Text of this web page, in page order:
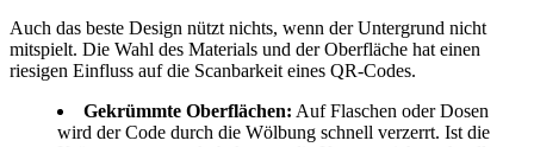
Auch das beste Design nützt nichts, wenn der Untergrund nicht
mitspielt. Die Wahl des Materials und der Oberfläche hat einen
riesigen Einfluss auf die Scanbarkeit eines QR-Codes.
Gekrümmte Oberflächen: Auf Flaschen oder Dosen
wird der Code durch die Wölbung schnell verzerrt. Ist die